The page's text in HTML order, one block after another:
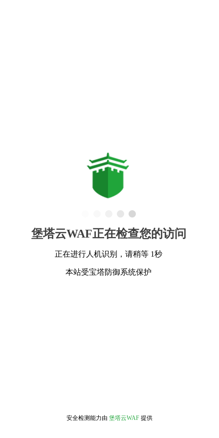
堡塔云WAF正在检查您的访问
正在进行人机识别，请稍等 1秒
本站受宝塔防御系统保护
安全检测能力由 堡塔云WAF 提供